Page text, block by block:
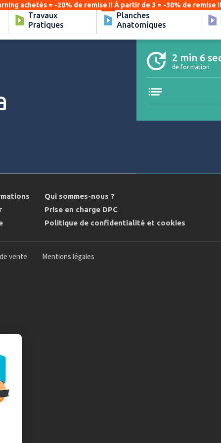
Travaux
Pratiques
Planches
Anatomiques
achetés = -20% de remise !! À partir de 3 = -30% de remise
2 min 6
de formation
Qui sommes-nous ?
Prise en charge DPC
Politique de confidentialité et cookies
vente Mentions légales